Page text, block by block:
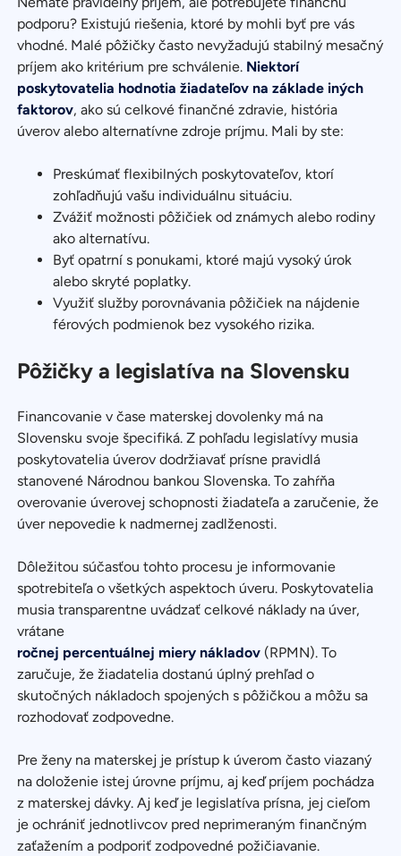
podporu? Existujú riešenia, ktoré by mohli byť pre vás
vhodné. Malé pôžičky často nevyžadujú stabilný mesačný
príjem ako kritérium pre schválenie. Niektorí
poskytovatelia hodnotia žiadateľov na základe iných
faktorov, ako sú celkové finančné zdravie, história
úverov alebo alternatívne zdroje príjmu. Mali by ste:
Preskúmať flexibilných poskytovateľov, ktorí
zohľadňujú vašu individuálnu situáciu.
Zvážiť možnosti pôžičiek od známych alebo rodiny
ako alternatívu.
Byť opatrní s ponukami, ktoré majú vysoký úrok
alebo skryté poplatky.
Využiť služby porovnávania pôžičiek na nájdenie
férových podmienok bez vysokého rizika.
Pôžičky a legislatíva na Slovensku
Financovanie v čase materskej dovolenky má na
Slovensku svoje špecifiká. Z pohľadu legislatívy musia
poskytovatelia úverov dodržiavať prísne pravidlá
stanovené Národnou bankou Slovenska. To zahŕňa
overovanie úverovej schopnosti žiadateľa a zaručenie, že
úver nepovedie k nadmernej zadlženosti.
Dôležitou súčasťou tohto procesu je informovanie
spotrebiteľa o všetkých aspektoch úveru. Poskytovatelia
musia transparentne uvádzať celkové náklady na úver,
vrátane
ročnej percentuálnej miery nákladov (RPMN). To
zaručuje, že žiadatelia dostanú úplný prehľad o
skutočných nákladoch spojených s pôžičkou a môžu sa
rozhodovať zodpovedne.
Pre ženy na materskej je prístup k úverom často viazaný
na doloženie istej úrovne príjmu, aj keď príjem pochádza
z materskej dávky. Aj keď je legislatíva prísna, jej cieľom
je ochrániť jednotlivcov pred neprimeraným finančným
zaťažením a podporiť zodpovedné požičiavanie.